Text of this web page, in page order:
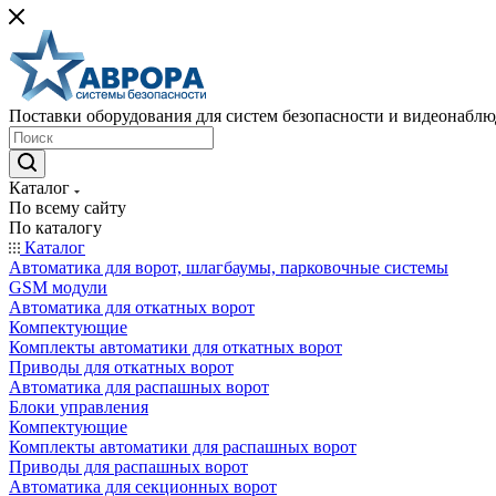
Поставки оборудования для систем безопасности и
Каталог
По всему сайту
По каталогу
Каталог
Автоматика для ворот, шлагбаумы, парковочные системы
GSM модули
Автоматика для откатных ворот
Компектующие
Комплекты автоматики для откатных ворот
Приводы для откатных ворот
Автоматика для распашных ворот
Блоки управления
Компектующие
Комплекты автоматики для распашных ворот
Приводы для распашных ворот
Автоматика для секционных ворот